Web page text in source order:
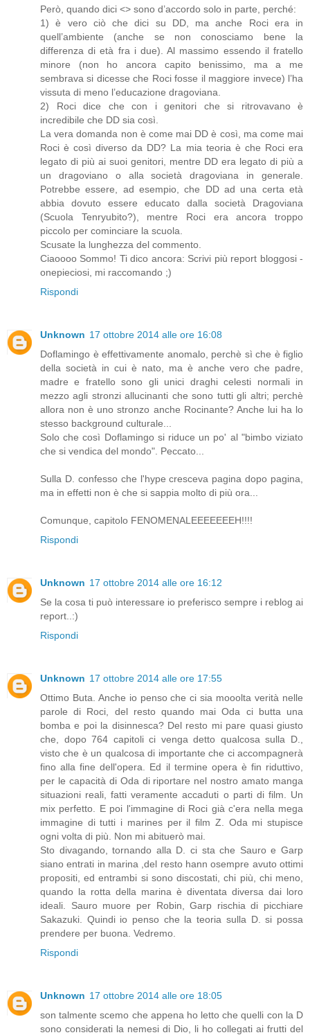
Però, quando dici <> sono d’accordo solo in parte, perché:
1) è vero ciò che dici su DD, ma anche Roci era in
quell’ambiente (anche se non conosciamo bene la
differenza di età fra i due). Al massimo essendo il fratello
minore (non ho ancora capito benissimo, ma a me
sembrava si dicesse che Roci fosse il maggiore invece) l’ha
vissuta di meno l’educazione dragoviana.
2) Roci dice che con i genitori che si ritrovavano è
incredibile che DD sia così.
La vera domanda non è come mai DD è così, ma come mai
Roci è così diverso da DD? La mia teoria è che Roci era
legato di più ai suoi genitori, mentre DD era legato di più a
un dragoviano o alla società dragoviana in generale.
Potrebbe essere, ad esempio, che DD ad una certa età
abbia dovuto essere educato dalla società Dragoviana
(Scuola Tenryubito?), mentre Roci era ancora troppo
piccolo per cominciare la scuola.
Scusate la lunghezza del commento.
Ciaoooo Sommo! Ti dico ancora: Scrivi più report bloggosi -
onepieciosi, mi raccomando ;)
Rispondi
Unknown 17 ottobre 2014 alle ore 16:08
Doflamingo è effettivamente anomalo, perchè sì che è figlio
della società in cui è nato, ma è anche vero che padre,
madre e fratello sono gli unici draghi celesti normali in
mezzo agli stronzi allucinanti che sono tutti gli altri; perchè
allora non è uno stronzo anche Rocinante? Anche lui ha lo
stesso background culturale...
Solo che così Doflamingo si riduce un po' al "bimbo viziato
che si vendica del mondo". Peccato...
Sulla D. confesso che l'hype cresceva pagina dopo pagina,
ma in effetti non è che si sappia molto di più ora...
Comunque, capitolo FENOMENALEEEEEEEH!!!!
Rispondi
Unknown 17 ottobre 2014 alle ore 16:12
Se la cosa ti può interessare io preferisco sempre i reblog ai
report..:)
Rispondi
Unknown 17 ottobre 2014 alle ore 17:55
Ottimo Buta. Anche io penso che ci sia mooolta verità nelle
parole di Roci, del resto quando mai Oda ci butta una
bomba e poi la disinnesca? Del resto mi pare quasi giusto
che, dopo 764 capitoli ci venga detto qualcosa sulla D.,
visto che è un qualcosa di importante che ci accompagnerà
fino alla fine dell'opera. Ed il termine opera è fin riduttivo,
per le capacità di Oda di riportare nel nostro amato manga
situazioni reali, fatti veramente accaduti o parti di film. Un
mix perfetto. E poi l'immagine di Roci già c'era nella mega
immagine di tutti i marines per il film Z. Oda mi stupisce
ogni volta di più. Non mi abituerò mai.
Sto divagando, tornando alla D. ci sta che Sauro e Garp
siano entrati in marina ,del resto hann osempre avuto ottimi
propositi, ed entrambi si sono discostati, chi più, chi meno,
quando la rotta della marina è diventata diversa dai loro
ideali. Sauro muore per Robin, Garp rischia di picchiare
Sakazuki. Quindi io penso che la teoria sulla D. si possa
prendere per buona. Vedremo.
Rispondi
Unknown 17 ottobre 2014 alle ore 18:05
son talmente scemo che appena ho letto che quelli con la D
sono considerati la nemesi di Dio, li ho collegati ai frutti del